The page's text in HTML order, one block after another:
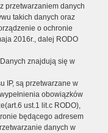
przetwarzaniem danych
takich danych oraz
o ochronie
2016r., dalej RODO
znajdują się w
IP, są przetwarzane w
obowiązków
ust.1 lit.c RODO),
będącego adresem
danych w